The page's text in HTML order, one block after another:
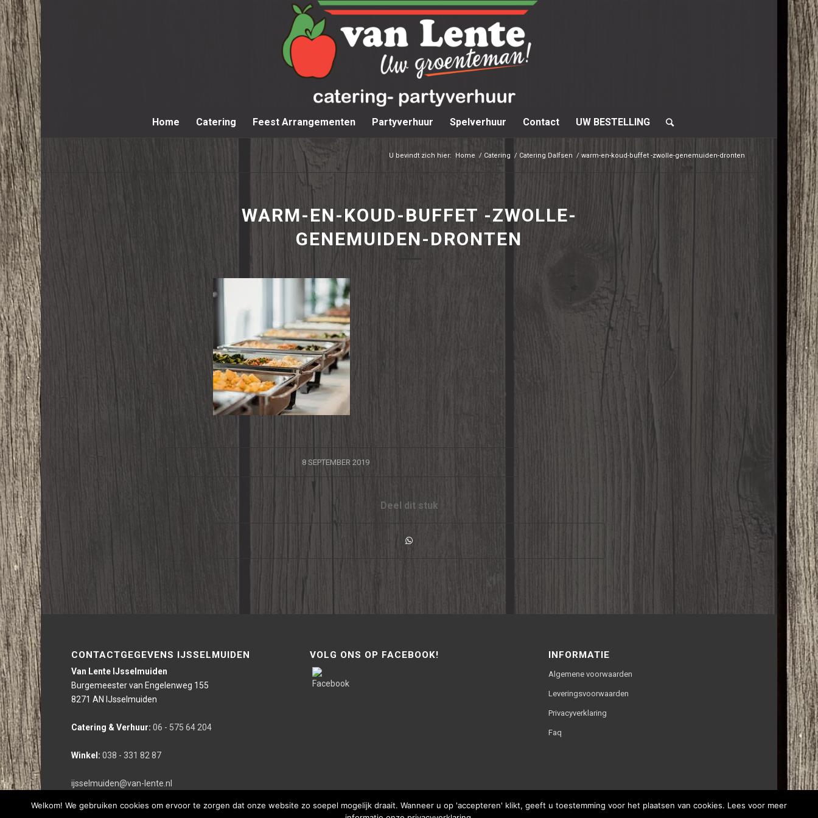
Home Catering Feest Arrangementen Partyverhuur Spelverhuur Contact UW BESTELLING
U bevindt zich hier: Home / Catering / Catering Dalfsen / warm-en-koud-buffet -zwolle-genemuiden-dronten
WARM-EN-KOUD-BUFFET -ZWOLLE-
GENEMUIDEN-DRONTEN
8 SEPTEMBER 2019
/
Deel dit stuk
CONTACTGEGEVENS IJSSELMUIDEN
Van Lente IJsselmuiden
Burgemeester van Engelenweg 155
8271 AN IJsselmuiden
Catering & Verhuur: 06 - 575 64 204
Winkel: 038 - 331 82 87
ijsselmuiden@van-lente.nl
VOLG ONS OP FACEBOOK! INFORMATIE
Algemene voorwaarden
Leveringsvoorwaarden
Privacyverklaring
Faq
Welkom! We gebruiken cookies om ervoor te zorgen dat onze website zo soepel mogelijk draait. Wanneer u op 'accepteren' klikt, geeft u toestemming voor het plaatsen van cookies. Lees voor meer